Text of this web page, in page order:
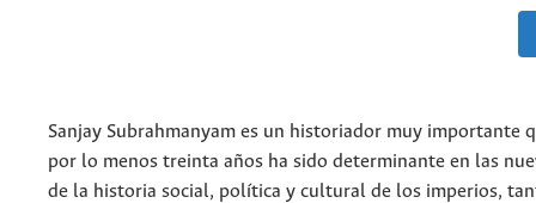
Sanjay Subrahmanyam es un historiador muy importante
por lo menos treinta años ha sido determinante en las
de la historia social, política y cultural de los imperios,